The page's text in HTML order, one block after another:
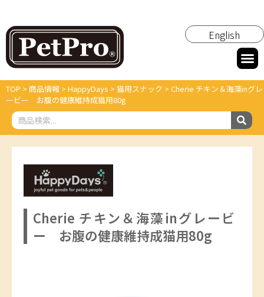
English
TOP > 商品情報 > HappyDays > 猫用スナック > Cherie チキン＆海藻inグレ
ービー お腹の健康維持成猫用80g
Cherie チキン＆海藻inグレービ
ー お腹の健康維持成猫用80g